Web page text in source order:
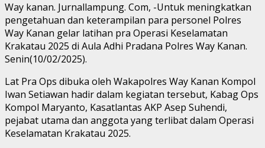
Way kanan. Jurnallampung. Com, -Untuk meningkatkan
pengetahuan dan keterampilan para personel Polres
Way Kanan gelar latihan pra Operasi Keselamatan
Krakatau 2025 di Aula Adhi Pradana Polres Way Kanan.
Senin(10/02/2025).
Lat Pra Ops dibuka oleh Wakapolres Way Kanan Kompol
Iwan Setiawan hadir dalam kegiatan tersebut, Kabag Ops
Kompol Maryanto, Kasatlantas AKP Asep Suhendi,
pejabat utama dan anggota yang terlibat dalam Operasi
Keselamatan Krakatau 2025.